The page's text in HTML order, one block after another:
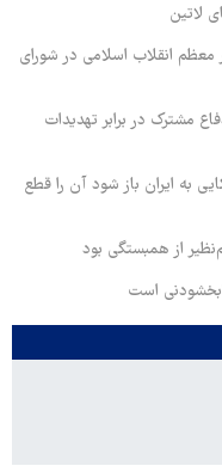
لاتین
انقلاب اسلامی در شورای
مشترک در برابر تهدیدات
به ایران باز شود آن را قطع
از همبستگی بود
است